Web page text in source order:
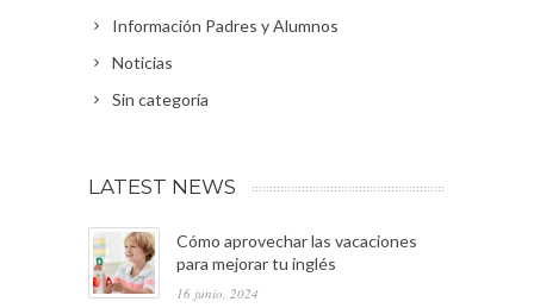
Información Padres y Alumnos
Noticias
Sin categoría
LATEST NEWS
Cómo aprovechar las vacaciones
para mejorar tu inglés
16 junio, 2024